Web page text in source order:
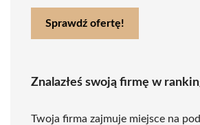
Sprawdź ofertę!
Znalazłeś swoją firmę w
Twoja firma zajmuje miejsce na